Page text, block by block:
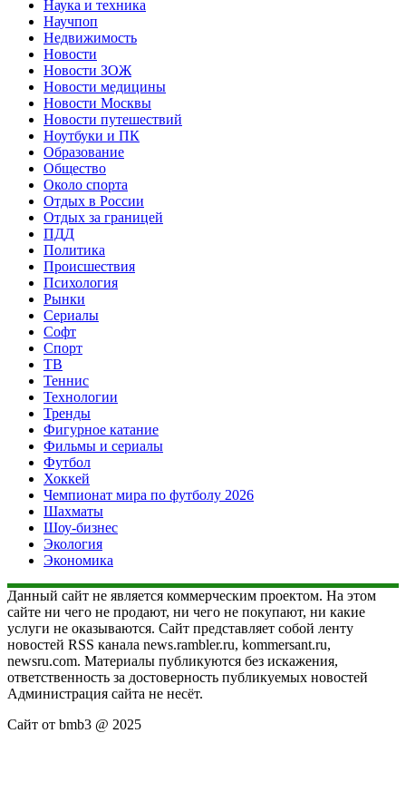
Наука и техника
Научпоп
Недвижимость
Новости
Новости ЗОЖ
Новости медицины
Новости Москвы
Новости путешествий
Ноутбуки и ПК
Образование
Общество
Около спорта
Отдых в России
Отдых за границей
ПДД
Политика
Происшествия
Психология
Рынки
Сериалы
Софт
Спорт
ТВ
Теннис
Технологии
Тренды
Фигурное катание
Фильмы и сериалы
Футбол
Хоккей
Чемпионат мира по футболу 2026
Шахматы
Шоу-бизнес
Экология
Экономика
Данный сайт не является коммерческим проектом. На этом
сайте ни чего не продают, ни чего не покупают, ни какие
услуги не оказываются. Сайт представляет собой ленту
новостей RSS канала news.rambler.ru, kommersant.ru,
newsru.com. Материалы публикуются без искажения,
ответственность за достоверность публикуемых новостей
Администрация сайта не несёт.
Сайт от bmb3 @ 2025